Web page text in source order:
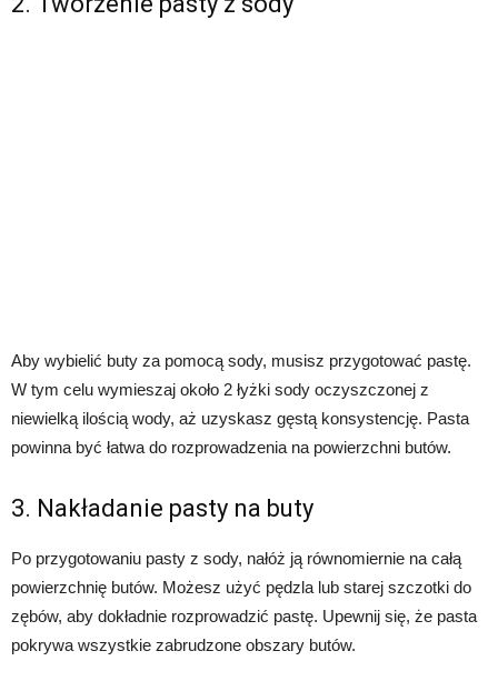
Aby wybielić buty za pomocą sody, musisz przygotować pastę.
W tym celu wymieszaj około 2 łyżki sody oczyszczonej z
niewielką ilością wody, aż uzyskasz gęstą konsystencję. Pasta
powinna być łatwa do rozprowadzenia na powierzchni butów.
3. Nakładanie pasty na buty
Po przygotowaniu pasty z sody, nałóż ją równomiernie na całą
powierzchnię butów. Możesz użyć pędzla lub starej szczotki do
zębów, aby dokładnie rozprowadzić pastę. Upewnij się, że pasta
pokrywa wszystkie zabrudzone obszary butów.